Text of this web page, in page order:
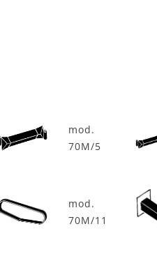
mod.
70M/5
mod.
70M/11